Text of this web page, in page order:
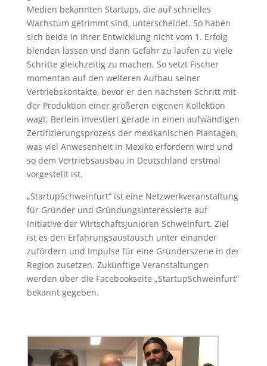
Medien bekannten Startups, die auf schnelles
Wachstum getrimmt sind, unterscheidet. So haben
sich beide in ihrer Entwicklung nicht vom 1. Erfolg
blenden lassen und dann Gefahr zu laufen zu viele
Schritte gleichzeitig zu machen. So setzt Fischer
momentan auf den weiteren Aufbau seiner
Vertriebskontakte, bevor er den nächsten Schritt mit
der Produktion einer größeren eigenen Kollektion
wagt. Berlein investiert gerade in einen aufwändigen
Zertifizierungsprozess der mexikanischen Plantagen,
was viel Anwesenheit in Mexiko erfordern wird und
so dem Vertriebsausbau in Deutschland erstmal
vorgestellt ist.
„StartupSchweinfurt“ ist eine Netzwerkveranstaltung
für Gründer und Gründungsinteressierte auf
Initiative der Wirtschaftsjunioren Schweinfurt. Ziel
ist es den Erfahrungsaustausch unter einander
zufördern und Impulse für eine Gründerszene in der
Region zusetzen. Zukünftige Veranstaltungen
werden über die Facebookseite „StartupSchweinfurt“
bekannt gegeben.